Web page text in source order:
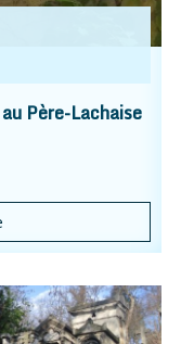
Père-Lachaise